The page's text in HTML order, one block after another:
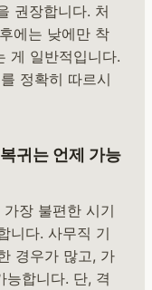
권장합니다. 처
에는 낮에만 착
게 일반적입니다.
정확히 따르시
귀는 언제 가능
장 불편한 시기
니다. 사무직 기
경우가 많고, 가
능합니다. 단, 격